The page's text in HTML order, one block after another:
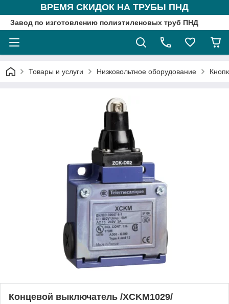
ВРЕМЯ СКИДОК НА ТРУБЫ ПНД
Завод по изготовлению полиэтиленовых труб ПНД
Товары и услуги Низковольтное оборудование
Концевой выключатель /XCKM1029/